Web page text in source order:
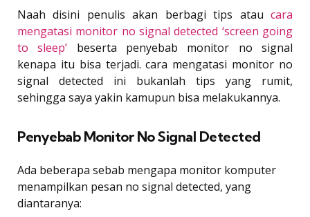
Naah disini penulis akan berbagi tips atau cara
mengatasi monitor no signal detected ‘screen going
to sleep’ beserta penyebab monitor no signal
kenapa itu bisa terjadi. cara mengatasi monitor no
signal detected ini bukanlah tips yang rumit,
sehingga saya yakin kamupun bisa melakukannya.
Penyebab Monitor No Signal Detected
Ada beberapa sebab mengapa monitor komputer
menampilkan pesan no signal detected, yang
diantaranya: